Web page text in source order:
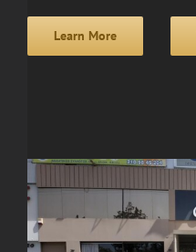
Learn More